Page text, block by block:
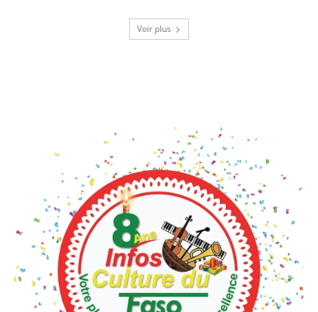
Voir plus